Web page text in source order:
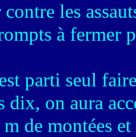
les
à fermer
parti seul
dix, on aura
de montées